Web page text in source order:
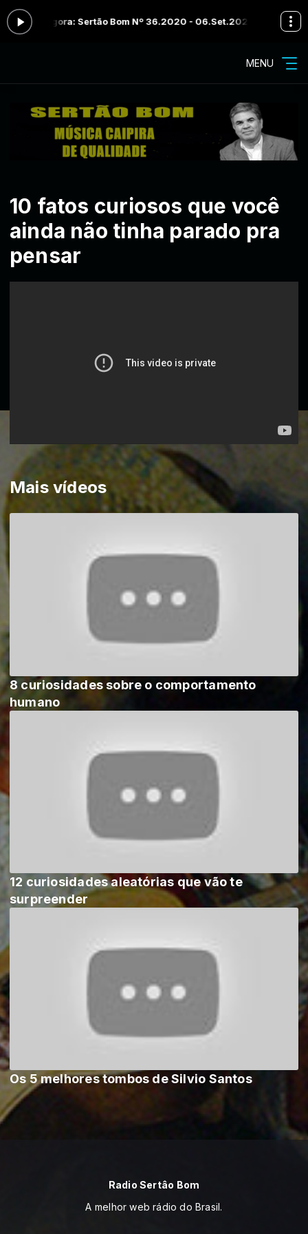
agora: Sertão Bom Nº 36.2020 - 06.Set.2020 - Bloco 03
MENU
10 fatos curiosos que você
ainda não tinha parado pra
pensar
Mais vídeos
8 curiosidades sobre o comportamento
humano
12 curiosidades aleatórias que vão te
surpreender
Os 5 melhores tombos de Silvio Santos
Radio Sertâo Bom
A melhor web rádio do Brasil.